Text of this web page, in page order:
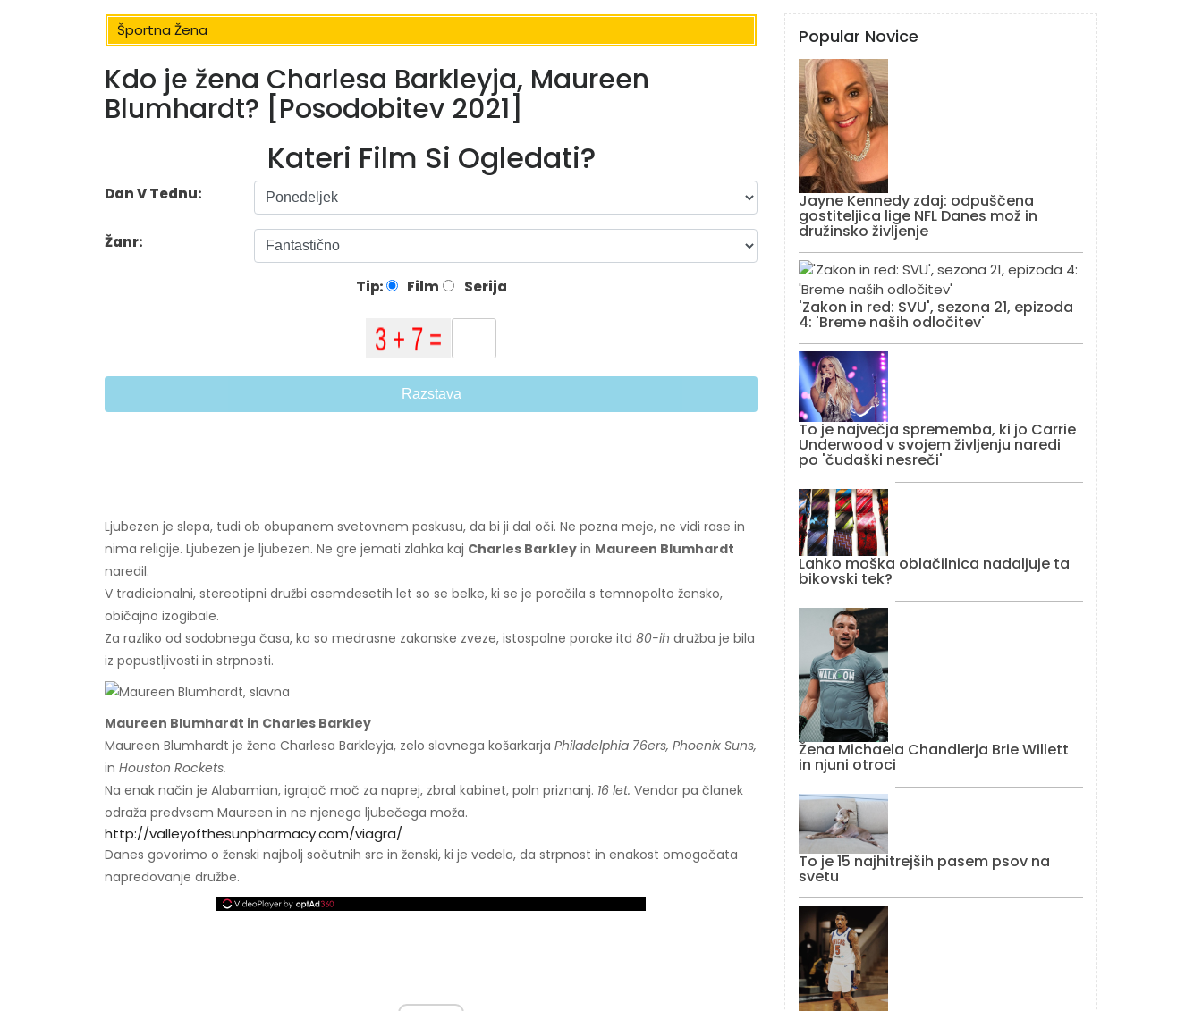
Športna Žena
Kdo je žena Charlesa Barkleyja, Maureen
Blumhardt? [Posodobitev 2021]
Kateri Film Si Ogledati?
Dan V Tednu:
Žanr:
Tip: Film Serija
Razstava
Ljubezen je slepa, tudi ob obupanem svetovnem poskusu, da bi ji dal oči. Ne pozna meje, ne vidi rase in
nima religije. Ljubezen je ljubezen. Ne gre jemati zlahka kaj Charles Barkley in Maureen Blumhardt
naredil.
V tradicionalni, stereotipni družbi osemdesetih let so se belke, ki se je poročila s temnopolto žensko,
običajno izogibale.
Za razliko od sodobnega časa, ko so medrasne zakonske zveze, istospolne poroke itd 80-ih družba je bila
iz popustljivosti in strpnosti.
Maureen Blumhardt in Charles Barkley
Maureen Blumhardt je žena Charlesa Barkleyja, zelo slavnega košarkarja Philadelphia 76ers, Phoenix Suns,
in Houston Rockets.
Na enak način je Alabamian, igrajoč moč za naprej, zbral kabinet, poln priznanj. 16 let. Vendar pa članek
odraža predvsem Maureen in ne njenega ljubečega moža.
http://valleyofthesunpharmacy.com/viagra/
Danes govorimo o ženski najbolj sočutnih src in ženski, ki je vedela, da strpnost in enakost omogočata
napredovanje družbe.
Popular Novice
Jayne Kennedy zdaj: odpuščena
gostiteljica lige NFL Danes mož in
družinsko življenje
'Zakon in red: SVU', sezona 21, epizoda
4: 'Breme naših odločitev'
To je največja sprememba, ki jo Carrie
Underwood v svojem življenju naredi
po 'čudaški nesreči'
Lahko moška oblačilnica nadaljuje ta
bikovski tek?
Žena Michaela Chandlerja Brie Willett
in njuni otroci
To je 15 najhitrejših pasem psov na
svetu